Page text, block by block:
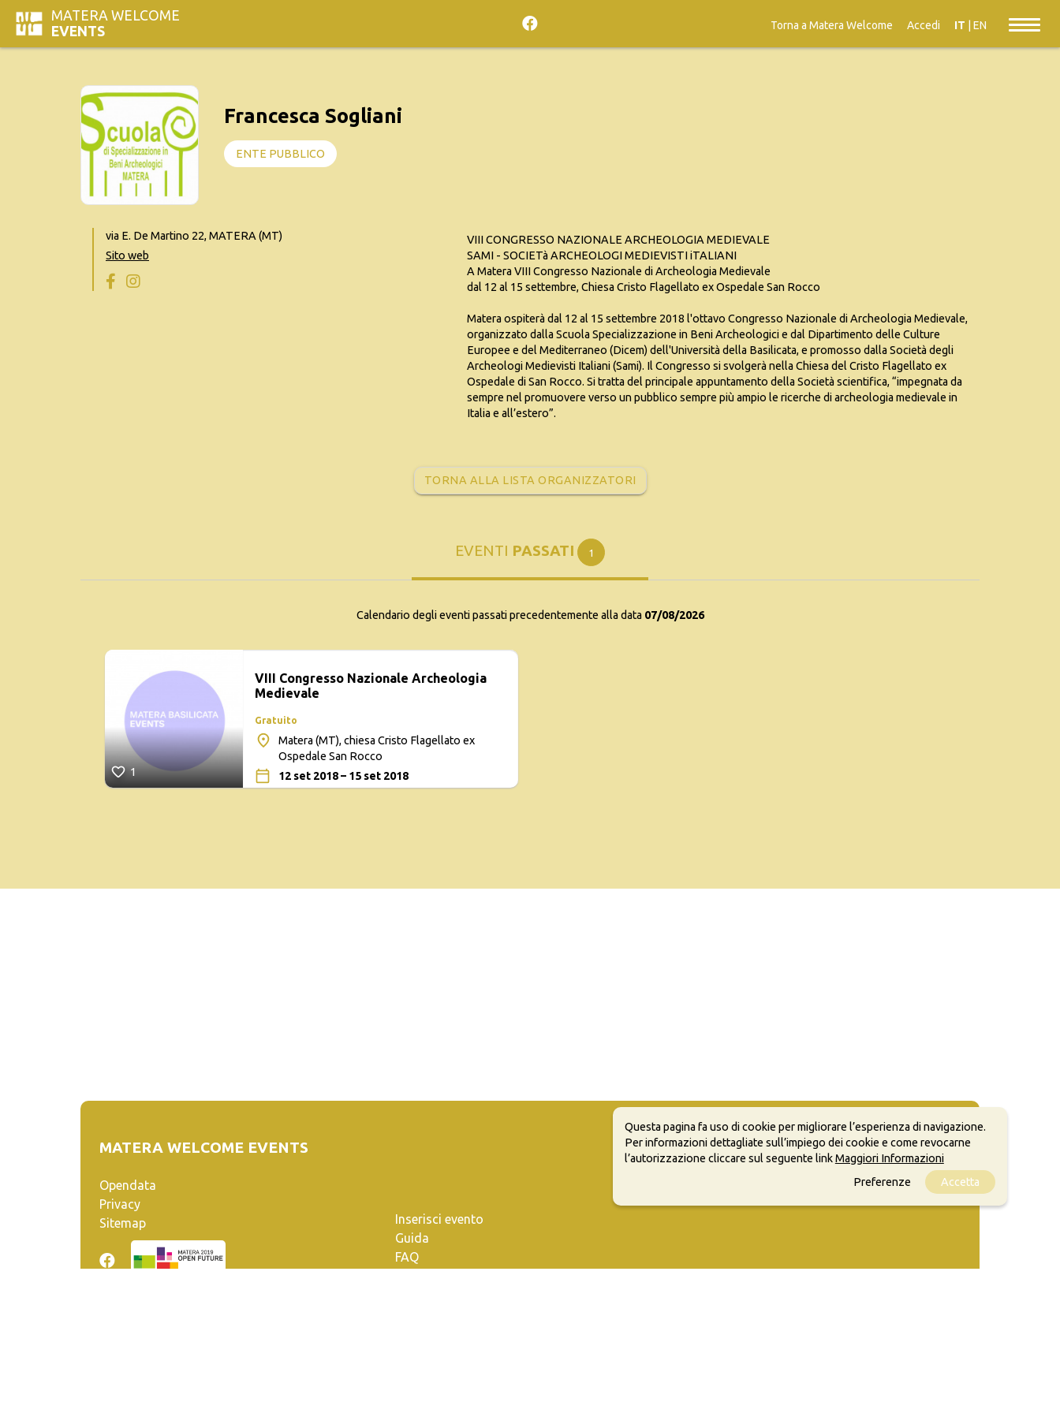
MATERA WELCOME
EVENTS
Torna a Matera Welcome Accedi IT EN
Francesca Sogliani
ENTE PUBBLICO
via E. De Martino 22, MATERA (MT)
Sito web
VIII CONGRESSO NAZIONALE ARCHEOLOGIA MEDIEVALE
SAMI - SOCIETà ARCHEOLOGI MEDIEVISTI iTALIANI
A Matera VIII Congresso Nazionale di Archeologia Medievale
dal 12 al 15 settembre, Chiesa Cristo Flagellato ex Ospedale San Rocco
Matera ospiterà dal 12 al 15 settembre 2018 l'ottavo Congresso Nazionale di Archeologia Medievale,
organizzato dalla Scuola Specializzazione in Beni Archeologici e dal Dipartimento delle Culture
Europee e del Mediterraneo (Dicem) dell'Università della Basilicata, e promosso dalla Società degli
Archeologi Medievisti Italiani (Sami). Il Congresso si svolgerà nella Chiesa del Cristo Flagellato ex
Ospedale di San Rocco. Si tratta del principale appuntamento della Società scientifica, “impegnata da
sempre nel promuovere verso un pubblico sempre più ampio le ricerche di archeologia medievale in
Italia e all’estero”.
TORNA ALLA LISTA ORGANIZZATORI
EVENTI PASSATI 1
Calendario degli eventi passati precedentemente alla data 07/08/2026
1
VIII Congresso Nazionale Archeologia
Medievale
Gratuito
Matera (MT), chiesa Cristo Flagellato ex
Ospedale San Rocco
12 set 2018 – 15 set 2018
MATERA WELCOME EVENTS
Opendata
Privacy
Sitemap
Inserisci evento
Guida
FAQ
Questa pagina fa uso di cookie per migliorare l’esperienza di navigazione.
Per informazioni dettagliate sull’impiego dei cookie e come revocarne
l’autorizzazione cliccare sul seguente linkMaggiori Informazioni
Preferenze
Accetta